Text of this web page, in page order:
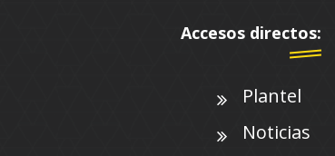
Accesos directos:
Plantel
Noticias